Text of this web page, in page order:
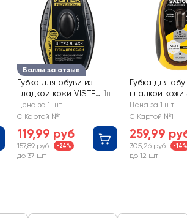
Баллы за отзыв
Губка для обуви из
гладкой кожи VISTER
Proff черная, с
дозатором
1шт
Цена за 1 шт
С Картой №1
119,99 руб
157,89 руб -24%
до 37 шт
Губка для
гладкой кожи
дозатором,
Цена за 1 шт
С Картой №1
259,99
305,26 руб -14%
до 12 шт